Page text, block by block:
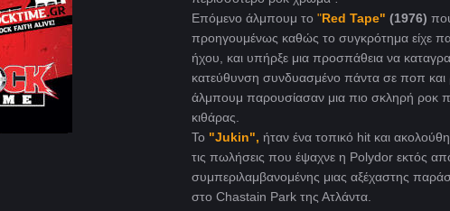
Επόμενο άλμπουμ το "Red Tape" (1976)
προηγουμένως καθώς το συγκρότημα είχε
ήχου, και υπήρξε μια προσπάθεια να
κατεύθυνση συνδυασμένο πάντα σε ποπ και
άλμπουμ παρουσίασαν μια πιο σκληρή ροκ
κιθάρας.
Το "Jukin", ήταν ένα τοπικό hit και
τις πωλήσεις που έψαχνε η Polydor εκτός
συμπεριλαμβανομένης μιας αξέχαστης
στο Chastain Park της Ατλάντα.